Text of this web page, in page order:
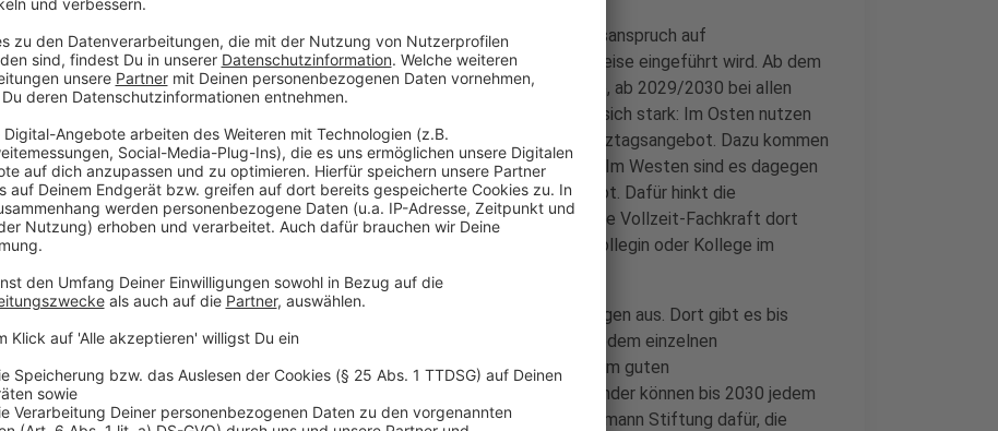
Bund und Länder hatten im vergangenen September einen Rechtsanspruch auf
Ganztagsbetreuung in der Grundschule beschlossen, der schrittweise eingeführt wird. Ab dem
Schuljahr 2026/2027 greift die Regelung bei Kindern der 1. Klasse, ab 2029/2030 bei allen
Klassen. Die Ausgangslagen in den Bundesländern unterscheiden sich stark: Im Osten nutzen
bereits heute im Schnitt 83 Prozent der Grundschulkinder ein Ganztagsangebot. Dazu kommen
3,5 Prozent, die ein Übermittagsangebot bis 14:30 Uhr besuchen. Im Westen sind es dagegen
nur 47 Prozent im Ganztag und 18 Prozent im Übermittagsangebot. Dafür hinkt die
Personalausstattung im Osten hinterher: In Horten etwa muss eine Vollzeit-Fachkraft dort
rechnerisch mehr als doppelt so viele Kinder betreuen wie eine Kollegin oder Kollege im
Westen.
Ein gutes Zeugnis stellt die Studie nur Berlin, Hamburg und Thüringen aus. Dort gibt es bis
Ende des Jahrzehnts laut der Prognose genügend Personal, um jedem einzelnen
Grundschulkind einen Ganztagsplatz anzubieten - und das bei einem guten
Betreuungsschlüssel. Auch alle weiteren ostdeutschen Bundesländer können bis 2030 jedem
Kind ein Ganztagsangebot machen. Allerdings plädiert die Bertelsmann Stiftung dafür, die